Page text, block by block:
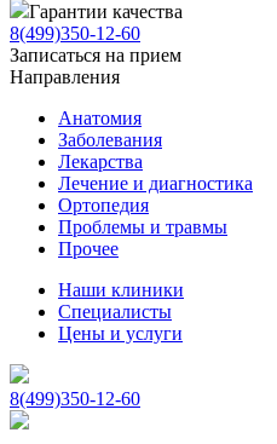
Гарантии качества
8(499)350-12-60
Записаться на прием
Направления
Анатомия
Заболевания
Лекарства
Лечение и диагностика
Ортопедия
Проблемы и травмы
Прочее
Наши клиники
Специалисты
Цены и услуги
8(499)350-12-60